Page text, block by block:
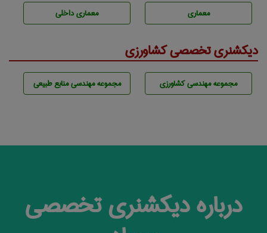
معماری معماری داخلی
دیکشنری تخصصی کشاورزی
مجموعه مهندسی كشاورزی مجموعه مهندسی منابع طبيعی
درباره دیکشنری تخصصی